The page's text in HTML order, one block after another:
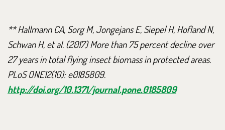
** Hallmann CA, Sorg M, Jongejans E, Siepel H, Hofland N,
Schwan H, et al. (2017) More than 75 percent decline over
27 years in total flying insect biomass in protected areas.
PLoS ONE12(10): e0185809.
http://doi.org/10.1371/journal.pone.0185809